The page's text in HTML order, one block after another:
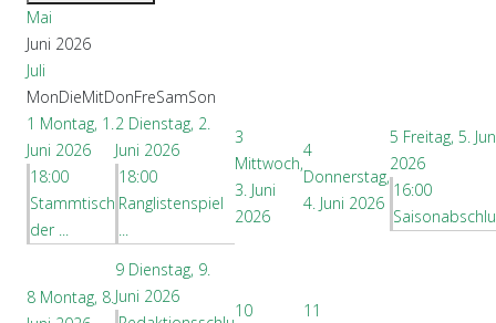
Mai
Juni 2026
Juli
MonDieMitDonFreSamSon
1 Montag, 1.
Juni 2026
18:00
Stammtisch
der ...
2 Dienstag, 2.
Juni 2026
18:00
Ranglistenspiel
...
3
Mittwoch,
3. Juni
2026
4
Donnerstag,
4. Juni 2026
5 Freitag, 5.
2026
16:00
8 Montag, 8.
9 Dienstag, 9.
Juni 2026
10
11